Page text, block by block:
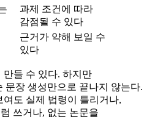
과제 조건에 따라
감점될 수 있다
근거가 약해 보일 수
있다
들 수 있다. 하지만
문장 생성만으로 끝나지 않는다.
도 실제 법령이 틀리거나,
쓰거나, 없는 논문을